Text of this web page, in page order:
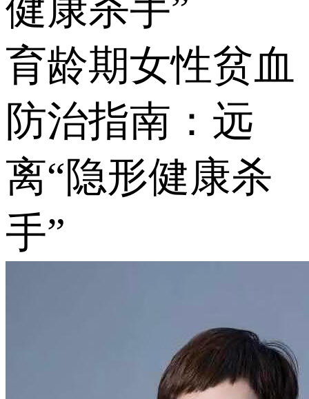
健康杀手”
育龄期女性贫血
防治指南：远
离“隐形健康杀
手”